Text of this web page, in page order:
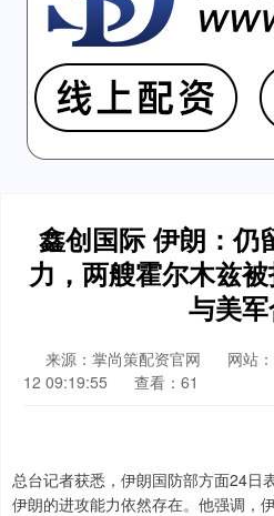
鑫创国际 伊朗：仍
力，两艘霍尔木兹
与美
来源：掌尚策配资官网 网站
12 09:19:55
查看：61
总台记者获悉，伊朗国防部方面24日
伊朗的进攻能力依然存在。他强调，